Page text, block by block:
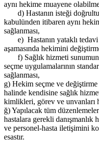
aynı hekime muayene
d) Hastanın isteği
kabulünden itibaren aynı
sağlanması,
e) Hastanın yataklı tedavi
aşamasında hekimini
f) Sağlık hizmeti
seçme uygulamalarının
sağlanması,
g) Hekim seçme ve değiştirme
halinde kendisine sağlık
kimlikleri, görev ve unvanları
ğ) Yapılacak tüm
hastalara gerekli
ve personel-hasta iletişimini
esastır.